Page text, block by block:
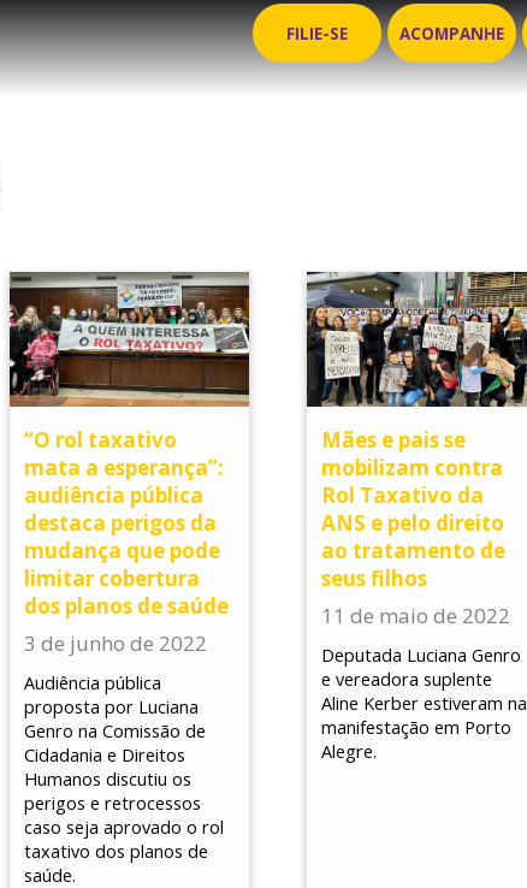
FILIE-SE ACOMPANHE
“O rol taxativo
mata a esperança”:
audiência pública
destaca perigos da
mudança que pode
limitar cobertura
dos planos de saúde
3 de junho de 2022
Audiência pública
proposta por Luciana
Genro na Comissão de
Cidadania e Direitos
Humanos discutiu os
perigos e retrocessos
caso seja aprovado o rol
taxativo dos planos de
saúde.
Mães e pais se
mobilizam contra
Rol Taxativo da
ANS e pelo direito
ao tratamento de
seus filhos
11 de maio de 2022
Deputada Luciana Genro
e vereadora suplente
Aline Kerber estiveram na
manifestação em Porto
Alegre.